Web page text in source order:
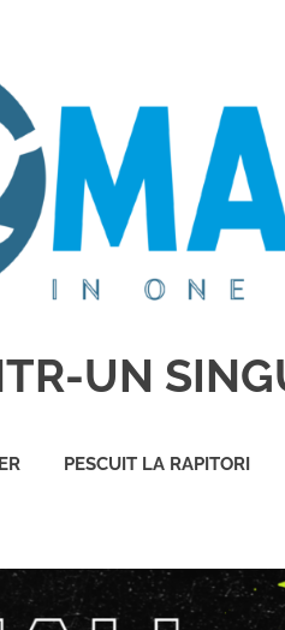
UN
PESCUIT LA RAPITORI